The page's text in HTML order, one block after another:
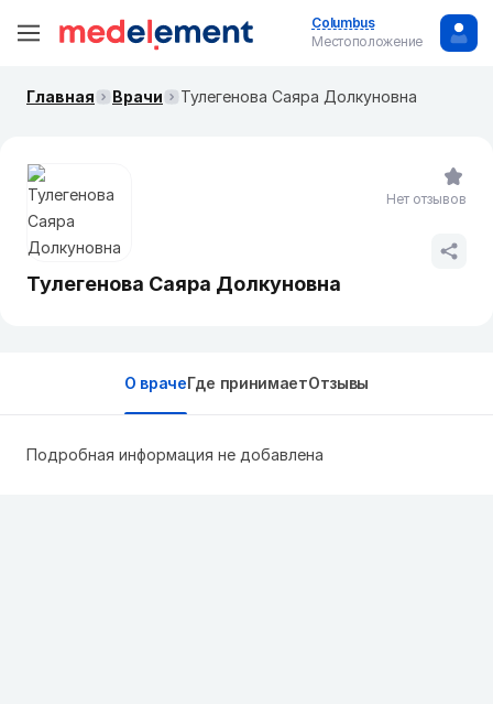
Columbus
Местоположение
Главная Врачи Тулегенова Саяра Долкуновна
Тулегенова Саяра Долкуновна
Нет отзывов
О врачеГде принимаетОтзывы
Подробная информация не добавлена